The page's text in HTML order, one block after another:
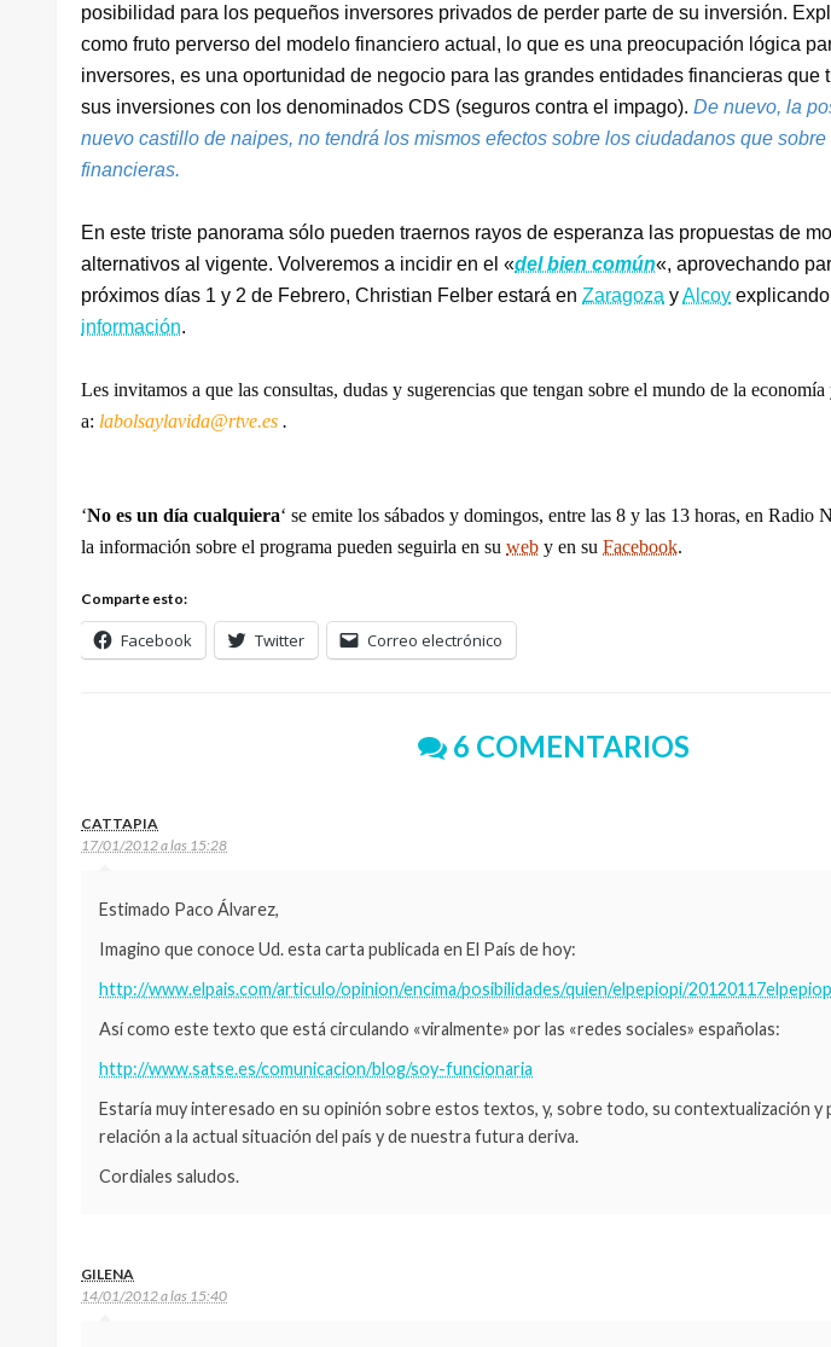
posibilidad para los pequeños inversores privados de perder parte de su inversión.
como fruto perverso del modelo financiero actual, lo que es una preocupación lógica
inversores, es una oportunidad de negocio para las grandes entidades financieras que
sus inversiones con los denominados CDS (seguros contra el impago). De nuevo, la
nuevo castillo de naipes, no tendrá los mismos efectos sobre los ciudadanos que
financieras.
En este triste panorama sólo pueden traernos rayos de esperanza las propuestas de
alternativos al vigente. Volveremos a incidir en el «del bien común«, aprovechando
próximos días 1 y 2 de Febrero, Christian Felber estará en Zaragoza yAlcoy
información.
Les invitamos a que las consultas, dudas y sugerencias que tengan sobre el mundo de la
a: labolsaylavida@rtve.es .
‘No es un día cualquiera‘ se emite los sábados y domingos, entre las 8 y las 13 horas, en Radio
la información sobre el programa pueden seguirla en su web y en su Facebook.
Comparte esto:
Facebook Twitter Correo electrónico
6 COMENTARIOS
CATTAPIA
17/01/2012 a las 15:28
Estimado Paco Álvarez,
Imagino que conoce Ud. esta carta publicada en El País de hoy:
http://www.elpais.com/articulo/opinion/encima/posibilidades/quien/elpepiopi/
Así como este texto que está circulando «viralmente» por las «redes sociales» españolas:
http://www.satse.es/comunicacion/blog/soy-funcionaria
Estaría muy interesado en su opinión sobre estos textos, y, sobre todo, su contextualización y
relación a la actual situación del país y de nuestra futura deriva.
Cordiales saludos.
GILENA
14/01/2012 a las 15:40